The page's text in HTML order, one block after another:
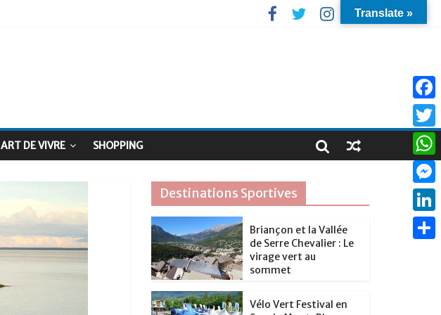
ART DE VIVRE SHOPPING
Destinations Sportives
Briançon et la Vallée
de Serre Chevalier : Le
virage vert au
sommet
Vélo Vert Festival en
F
a
c
e
b
o
T
w
i
t
W
h
a
t
M
e
s
L
Translate »